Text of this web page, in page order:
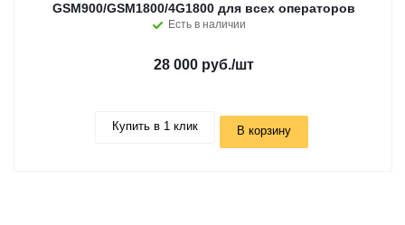
GSM900/GSM1800/4G1800 для всех операторов
Есть в наличии
28 000 руб./шт
Купить в 1 клик В корзину